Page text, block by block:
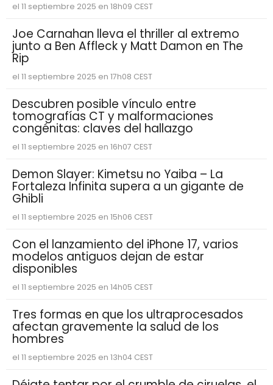
el 11 septiembre 2025 en 18h09 CEST
Joe Carnahan lleva el thriller al extremo
junto a Ben Affleck y Matt Damon en The
Rip
el 11 septiembre 2025 en 17h08 CEST
Descubren posible vínculo entre
tomografías CT y malformaciones
congénitas: claves del hallazgo
el 11 septiembre 2025 en 16h07 CEST
Demon Slayer: Kimetsu no Yaiba – La
Fortaleza Infinita supera a un gigante de
Ghibli
el 11 septiembre 2025 en 15h06 CEST
Con el lanzamiento del iPhone 17, varios
modelos antiguos dejan de estar
disponibles
el 11 septiembre 2025 en 14h05 CEST
Tres formas en que los ultraprocesados
afectan gravemente la salud de los
hombres
el 11 septiembre 2025 en 13h04 CEST